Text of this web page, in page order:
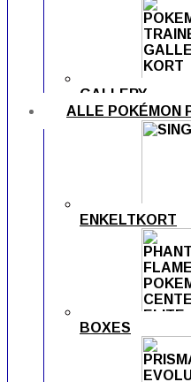
GALLERY
ALLE POKÉMON
ENKELTKORT
BOXES